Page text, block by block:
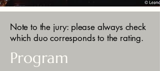
Note to the jury: please always check
which duo corresponds to the rating.
Program